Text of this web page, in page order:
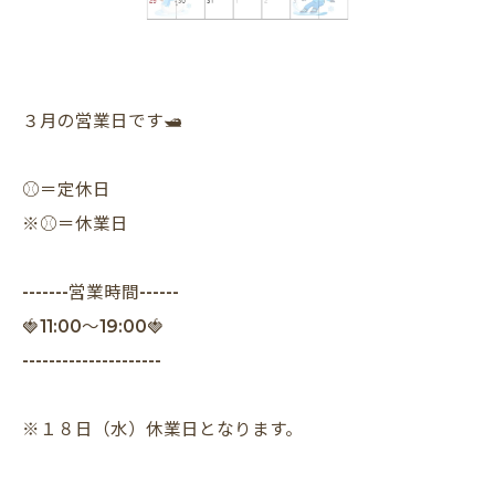
３月の営業日です🛥️
⚾️＝定休日
※⚾️＝休業日
-------営業時間------
🍓11:00〜19:00🍓
---------------------
※１８日（水）休業日となります。